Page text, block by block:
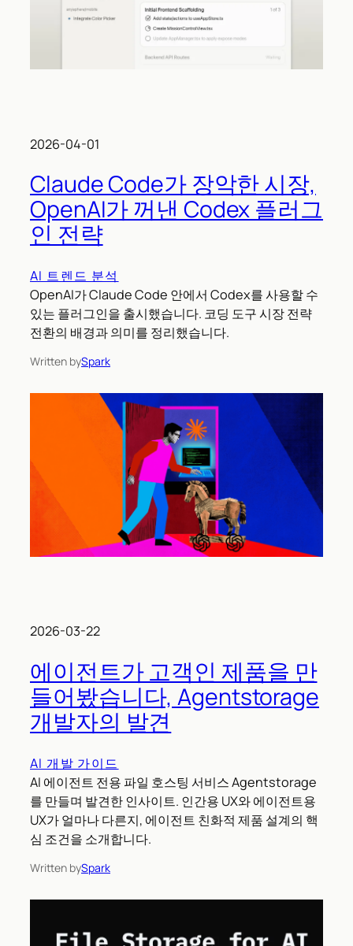
2026-04-01
Claude Code가 장악한 시장,
OpenAI가 꺼낸 Codex 플러그
인 전략
AI 트렌드 분석
OpenAI가 Claude Code 안에서 Codex를 사용할 수
있는 플러그인을 출시했습니다. 코딩 도구 시장 전략
전환의 배경과 의미를 정리했습니다.
Written bySpark
2026-03-22
에이전트가 고객인 제품을 만
들어봤습니다, Agentstorage
개발자의 발견
AI 개발 가이드
AI 에이전트 전용 파일 호스팅 서비스 Agentstorage
를 만들며 발견한 인사이트. 인간용 UX와 에이전트용
UX가 얼마나 다른지, 에이전트 친화적 제품 설계의 핵
심 조건을 소개합니다.
Written bySpark